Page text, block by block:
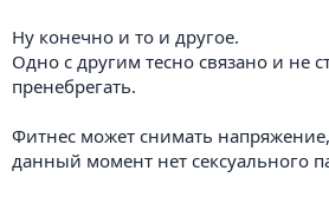
Ну конечно и то и другое.
Одно с другим тесно связано и не
пренебрегать.
Фитнес может снимать
данный момент нет сексуального